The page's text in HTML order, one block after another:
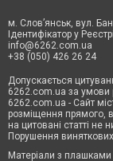
м. Слов’янськ, вул.
Ідентифікатор у
info@6262.com.ua
+38 (050) 426 26 24
Допускається
6262.com.ua за умови
6262.com.ua - Сайт
розміщення прямого,
на цитовані статті не
Порушення
Матеріали з